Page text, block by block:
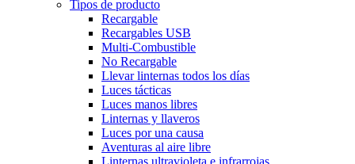
Tipos de producto
Recargable
Recargables USB
Multi-Combustible
No Recargable
Llevar linternas todos los días
Luces tácticas
Luces manos libres
Linternas y llaveros
Luces por una causa
Aventuras al aire libre
Linternas ultravioleta e infrarrojas